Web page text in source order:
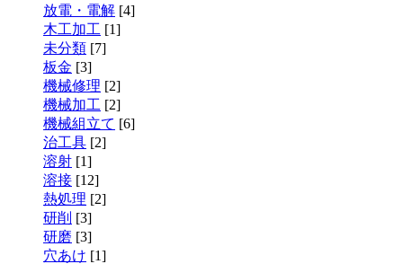
放電・電解 [4]
木工加工 [1]
未分類 [7]
板金 [3]
機械修理 [2]
機械加工 [2]
機械組立て [6]
治工具 [2]
溶射 [1]
溶接 [12]
熱処理 [2]
研削 [3]
研磨 [3]
穴あけ [1]